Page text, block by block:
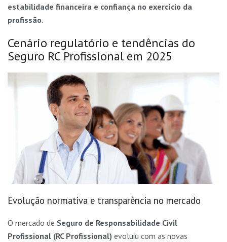
estabilidade financeira e confiança no exercício da
profissão.
Cenário regulatório e tendências do
Seguro RC Profissional em 2025
Evolução normativa e transparência no mercado
O mercado de Seguro de Responsabilidade Civil
Profissional (RC Profissional) evoluiu com as novas